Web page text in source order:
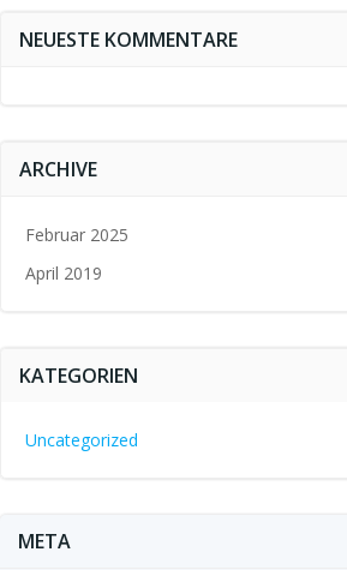
NEUESTE KOMMENTARE
ARCHIVE
Februar 2025
April 2019
KATEGORIEN
Uncategorized
META